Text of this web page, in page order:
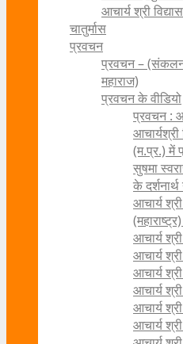
आचार्य श्री
चातुर्मास
प्रवचन
प्रवचन – (संकलन
महाराज)
प्रवचन के वीडियो
प्रवचन :
आचार्यश्री
(म.प्र.) में
सुषमा
के
आचार्य
आचार्य
आचार्य
आचार्य
आचार्य
आचार्य
आचार्य